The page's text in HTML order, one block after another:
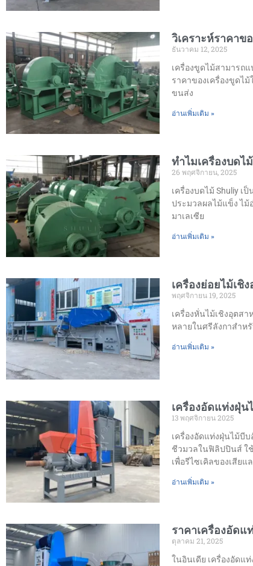
วิเคราะห์ราคาข
ธันวาคม 12, 2025
เครื่องขูดไม้สามารถ
ราคาของเครื่องขูดไ
ขนส่ง
อ่านเพิ่มเติม »
ทำไมเครื่องบดไ
26 พฤศจิกายน, 2025
เครื่องบดไม้ Shuliy
ประมวลผลไม้แข็ง ไม้
มาเลเซีย
อ่านเพิ่มเติม »
เครื่องย่อยไม้เชิ
พฤศจิกายน 19, 2025
เครื่องหั่นไม้เชิงอุตส
หลายในศรีลังกาสำห
อ่านเพิ่มเติม »
เครื่องอัดแท่งฝุ่
13 พฤศจิกายน 2025
เครื่องอัดแท่งฝุ่นไม้บี
ชีวมวลในฟิลิปปินส์ ใ
เพื่อรีไซเคิลของเสีย
อ่านเพิ่มเติม »
ราคาเครื่องอัดแ
ตุลาคม 21, 2025
ในอินเดีย เครื่องอัด